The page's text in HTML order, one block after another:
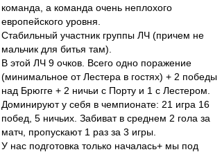
команда, а команда очень неплохого
европейского уровня.
Стабильный участник группы ЛЧ (причем не
мальчик для битья там).
В этой ЛЧ 9 очков. Всего одно поражение
(минимальное от Лестера в гостях) + 2 победы
над Брюгге + 2 ничьи с Порту и 1 с Лестером.
Доминируют у себя в чемпионате: 21 игра 16
побед, 5 ничьих. Забиват в среднем 2 гола за
матч, пропускают 1 раз за 3 игры.
У нас подготовка только началась+ мы под